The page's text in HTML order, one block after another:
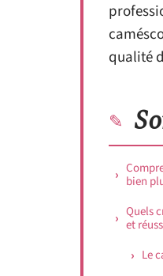
qualité
bien
Quels
et
Le